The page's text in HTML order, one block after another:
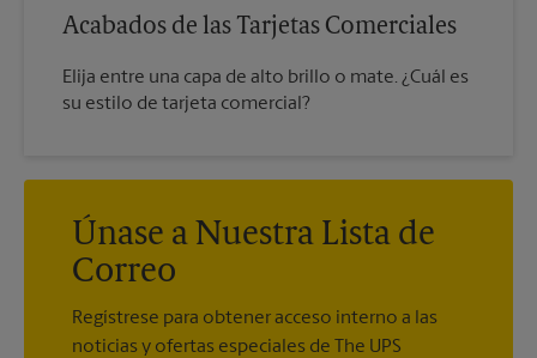
Acabados de las Tarjetas Comerciales
Elija entre una capa de alto brillo o mate. ¿Cuál es
su estilo de tarjeta comercial?
Únase a Nuestra Lista de
Correo
Regístrese para obtener acceso interno a las
noticias y ofertas especiales de The UPS